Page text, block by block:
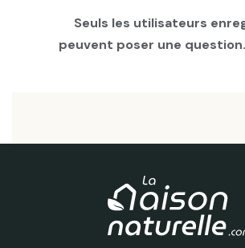
Seuls les utilisateurs
peuvent poser une question.